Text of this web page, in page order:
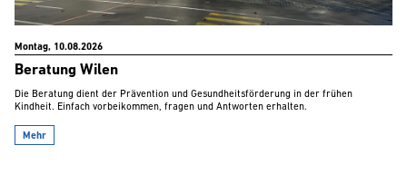
Montag, 10.08.2026
Beratung Wilen
Die Beratung dient der Prävention und Gesundheitsförderung in der frühen
Kindheit. Einfach vorbeikommen, fragen und Antworten erhalten.
Mehr